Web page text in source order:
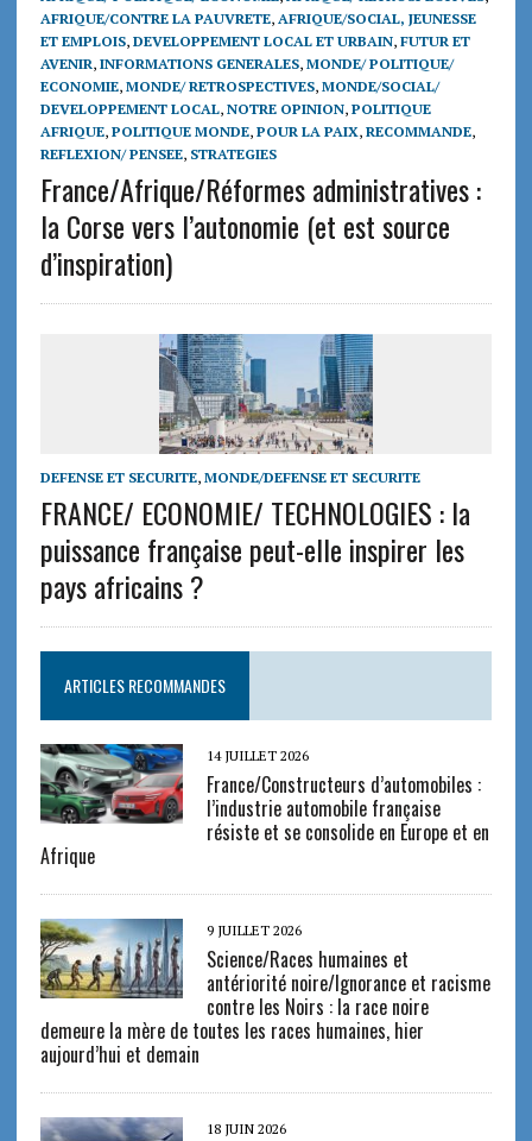
AFRIQUE/CONTRE LA PAUVRETE, AFRIQUE/SOCIAL, JEUNESSE
ET EMPLOIS, DEVELOPPEMENT LOCAL ET URBAIN, FUTUR ET
AVENIR, INFORMATIONS GENERALES, MONDE/ POLITIQUE/
ECONOMIE, MONDE/ RETROSPECTIVES, MONDE/SOCIAL/
DEVELOPPEMENT LOCAL, NOTRE OPINION, POLITIQUE
AFRIQUE, POLITIQUE MONDE, POUR LA PAIX, RECOMMANDE,
REFLEXION/ PENSEE, STRATEGIES
France/Afrique/Réformes administratives :
la Corse vers l’autonomie (et est source
d’inspiration)
DEFENSE ET SECURITE, MONDE/DEFENSE ET SECURITE
FRANCE/ ECONOMIE/ TECHNOLOGIES : la
puissance française peut-elle inspirer les
pays africains ?
ARTICLES RECOMMANDES
14 JUILLET 2026
France/Constructeurs d’automobiles :
l’industrie automobile française
résiste et se consolide en Europe et en
Afrique
9 JUILLET 2026
Science/Races humaines et
antériorité noire/Ignorance et racisme
contre les Noirs : la race noire
demeure la mère de toutes les races humaines, hier
aujourd’hui et demain
18 JUIN 2026